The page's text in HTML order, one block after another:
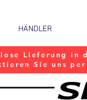
HÄNDLER
Lieferung in
Sie uns